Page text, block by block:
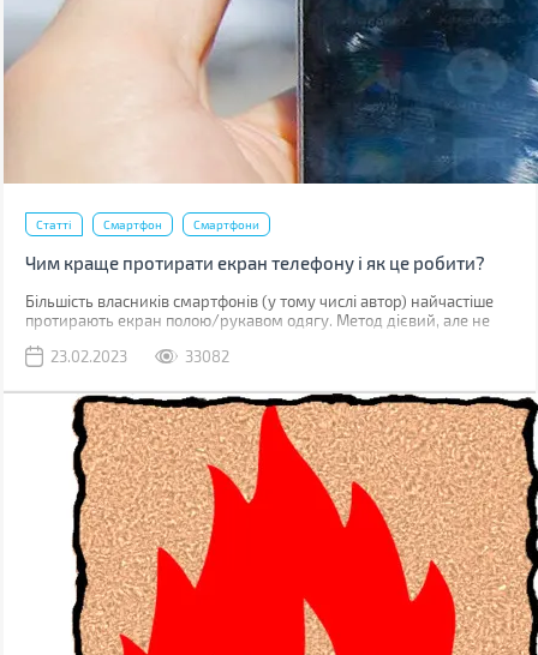
Статті Смартфон Смартфони
Чим краще протирати екран телефону і як це робити?
Більшість власників смартфонів (у тому числі автор) найчастіше
протирають екран полою/рукавом одягу. Метод дієвий, але не
уважно придивитесь до дисплея, скоріше за все побачите
очищення.
23.02.2023 33082